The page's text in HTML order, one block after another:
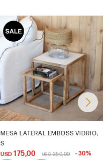
MESA LATERAL EMBOSS VIDRIO,
S
USD 175,00 USD 250,00 30